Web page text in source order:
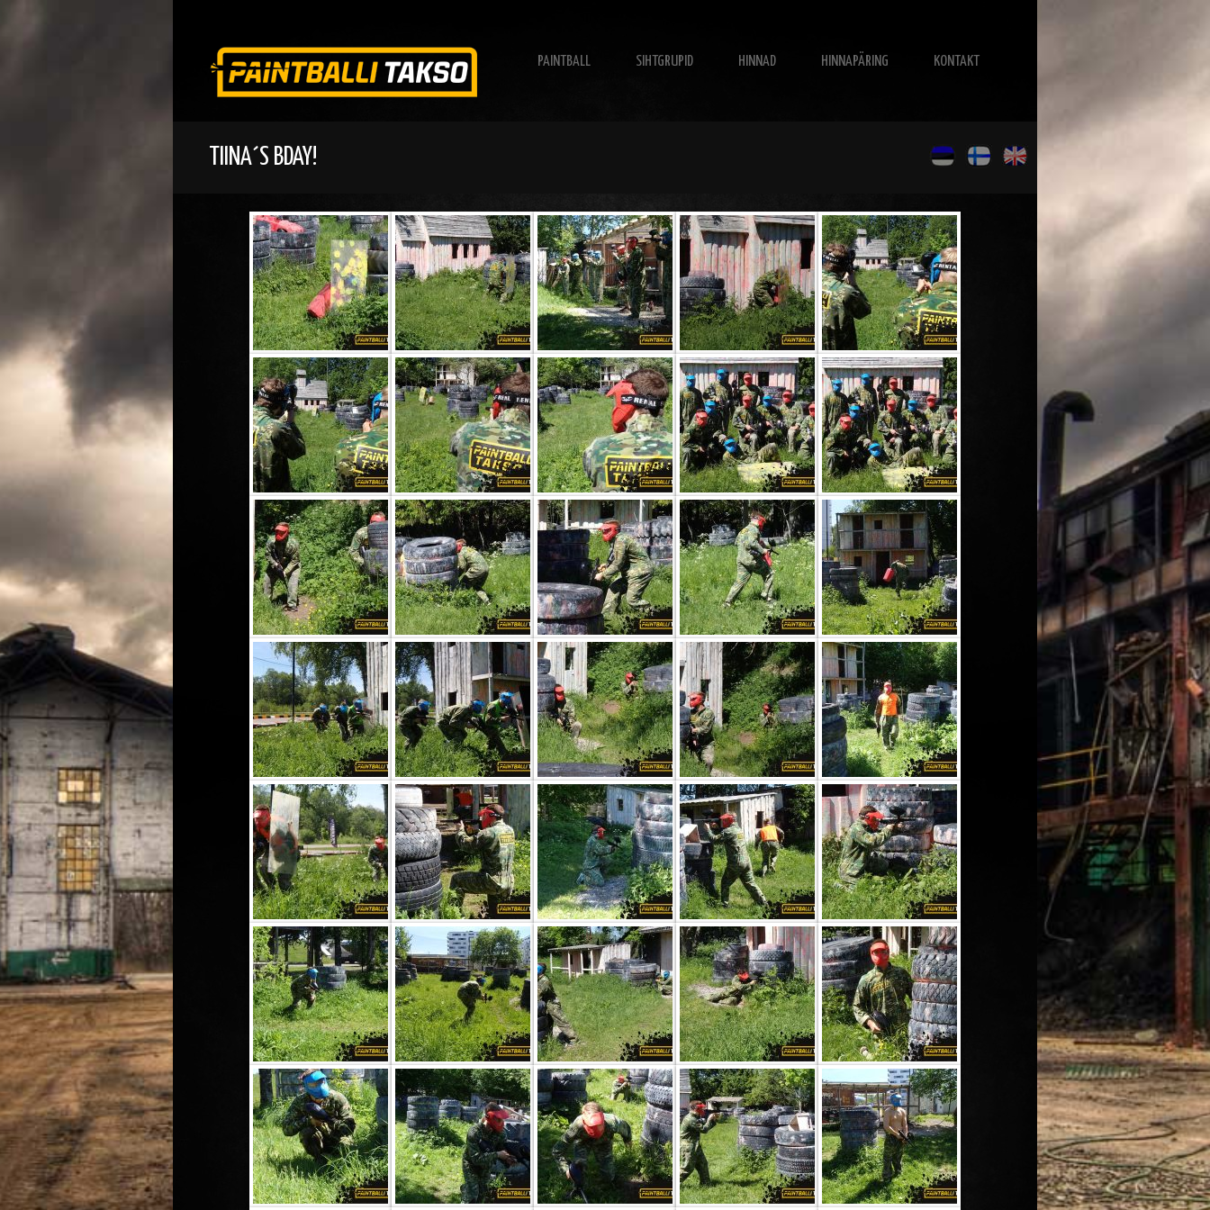
PAINTBALL SIHTGRUPID HINNAD HINNAPÄRING KONTAKT
TIINA´S BDAY!